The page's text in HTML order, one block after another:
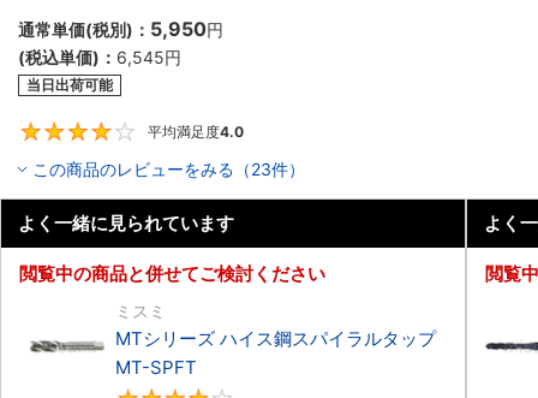
通常単価(税別)： 5,950円
(税込単価)： 6,545円
当日出荷可能
平均満足度4.0
この商品のレビューをみる（23件）
よく一緒に見られています
閲覧中の商品と併せてご検討ください
ミスミ
MTシリーズ ハイス鋼スパイラルタップ
MT-SPFT
よく
閲覧